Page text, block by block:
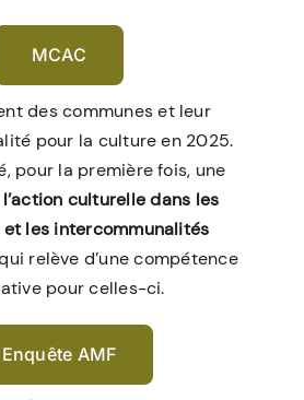
MCAC
des communes et leur
pour la culture en 2025.
pour la première fois, une
culturelle dans les
et les intercommunalités
relève d’une compétence
pour celles-ci.
Enquête AMF